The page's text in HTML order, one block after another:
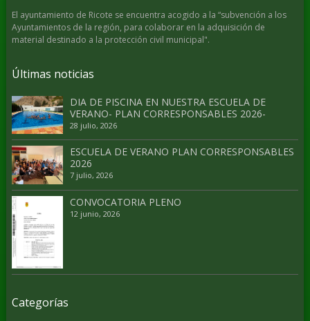
El ayuntamiento de Ricote se encuentra acogido a la “subvención a los
Ayuntamientos de la región, para colaborar en la adquisición de
material destinado a la protección civil municipal".
Últimas noticias
DIA DE PISCINA EN NUESTRA ESCUELA DE
VERANO- PLAN CORRESPONSABLES 2026-
28 julio, 2026
ESCUELA DE VERANO PLAN CORRESPONSABLES
2026
7 julio, 2026
CONVOCATORIA PLENO
12 junio, 2026
Categorías